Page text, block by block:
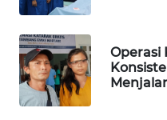
Operasi
JURNAL
HUMBANG
NEWS